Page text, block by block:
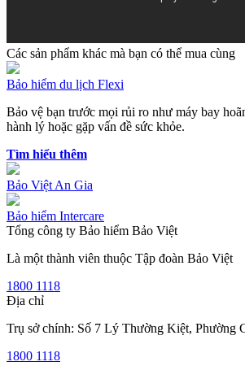
Các sản phẩm khác mà bạn có thể mua cùng
Bảo hiểm du lịch Flexi
Bảo vệ bạn trước mọi rủi ro như máy bay
hành lý hoặc gặp vấn đề sức khỏe.
Tìm hiểu thêm
Bảo Việt An Gia
Bảo hiểm Intercare
Tổng công ty Bảo hiểm Bảo Việt
Là một thành viên thuộc Tập đoàn Bảo Việt
1800 1118
Địa chỉ
Trụ sở chính: Số 7 Lý Thường Kiệt, Phường
1800 1118